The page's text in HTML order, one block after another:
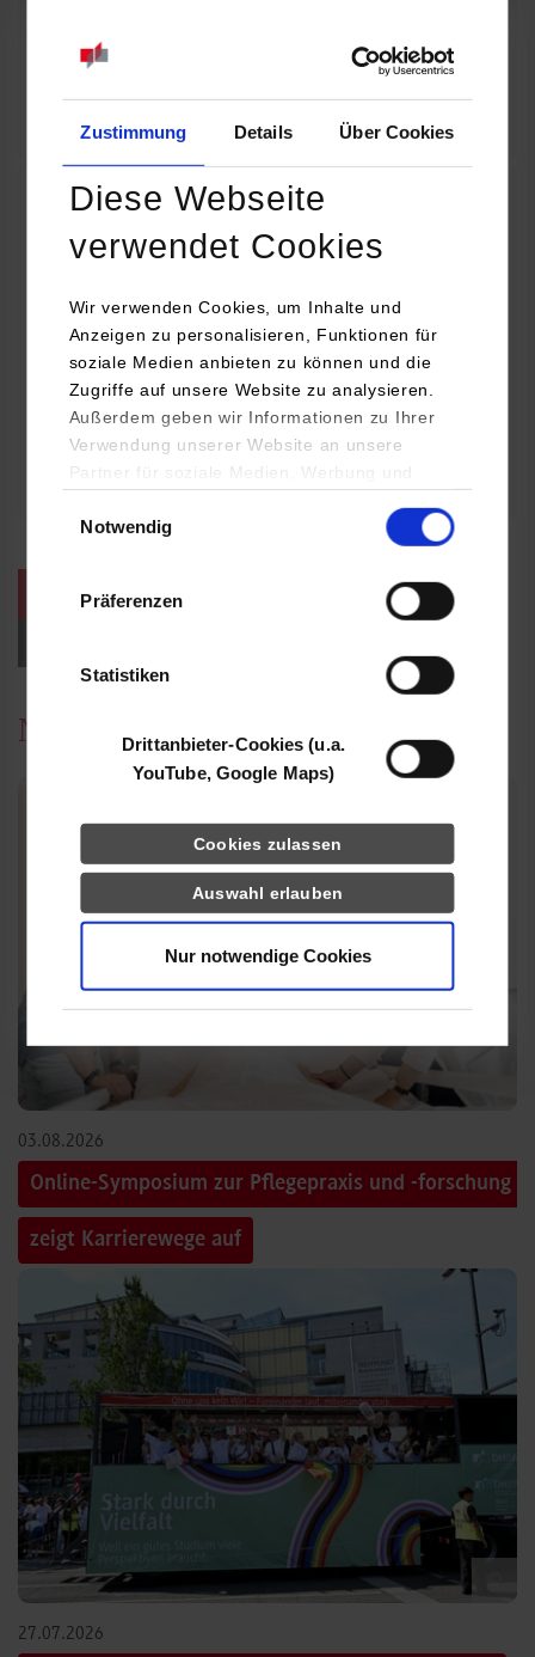
Zustimmung Details Über Cookies
Diese Webseite
verwendet Cookies
Wir verwenden Cookies, um Inhalte und
Anzeigen zu personalisieren, Funktionen für
soziale Medien anbieten zu können und die
Zugriffe auf unsere Website zu analysieren.
Außerdem geben wir Informationen zu Ihrer
Verwendung unserer Website an unsere
Partner für soziale Medien, Werbung und
YouTube, Google Maps) führen diese
Daten zusammen, die Sie ihnen bereitgestellt
haben oder die sie im Rahmen Ihrer Nutzung
Notwendig
Präferenzen
Statistiken
Drittanbieter-Cookies (u.a.
YouTube, Google Maps)
Cookies zulassen
Auswahl erlauben
Nur notwendige Cookies
Online INDIS-Infoveranstaltung für Studierende
Zum Event
Technologietag: Clean Urban Transportation –
nachhaltige Mobilität im (sub)urbanen Umfeld
16.09.2026 - 17.09.2026
Im Mittelpunkt stehen elektrische Antriebe, moderne
Batterietechnologien und innovative Fahrzeugkonzepte für
nachhaltige Mobilität in Stadt und…
weitere Veranstaltungen / Termine
News
03.08.2026
Online-Symposium zur Pflegepraxis und -forschung
zeigt Karrierewege auf
27.07.2026